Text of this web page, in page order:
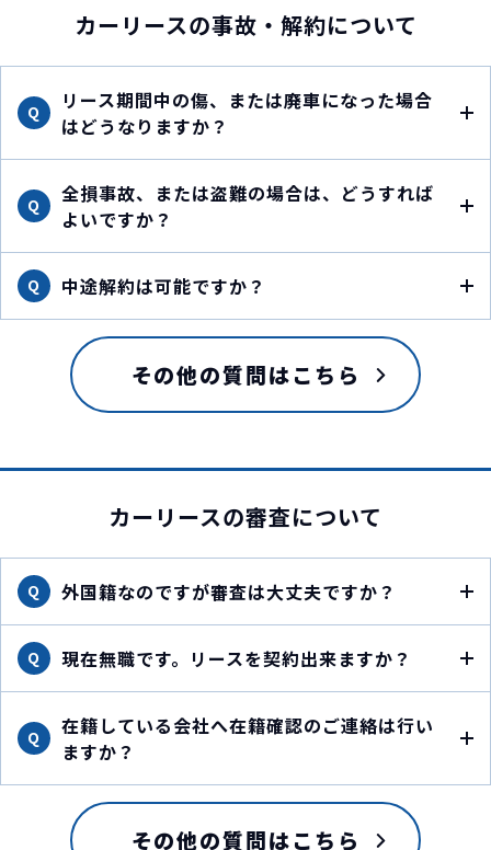
カーリースの事故・解約について
Q
リース期間中の傷、または廃車になった場合
はどうなりますか？
Q
全損事故、または盗難の場合は、どうすれば
よいですか？
Q 中途解約は可能ですか？
その他の質問はこちら
カーリースの審査について
Q 外国籍なのですが審査は大丈夫ですか？
Q 現在無職です。リースを契約出来ますか？
Q
在籍している会社へ在籍確認のご連絡は行い
ますか？
その他の質問はこちら